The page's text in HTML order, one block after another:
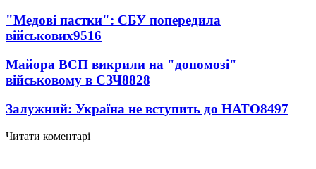
"Медові пастки": СБУ попередила
військових9516
Майора ВСП викрили на "допомозі"
військовому в СЗЧ8828
Залужний: Україна не вступить до НАТО8497
Читати коментарі